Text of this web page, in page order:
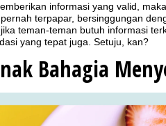
informasi yang valid,
terpapar, bersinggungan
teman-teman butuh informasi
yang tepat juga. Setuju, kan?
Bahagia